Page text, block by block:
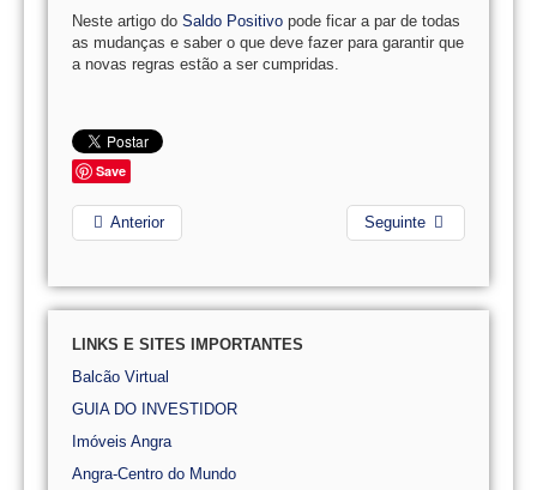
Neste artigo do Saldo Positivo pode ficar a par de todas
as mudanças e saber o que deve fazer para garantir que
a novas regras estão a ser cumpridas.
Save
Anterior Seguinte
LINKS E SITES IMPORTANTES
Balcão Virtual
GUIA DO INVESTIDOR
Imóveis Angra
Angra-Centro do Mundo